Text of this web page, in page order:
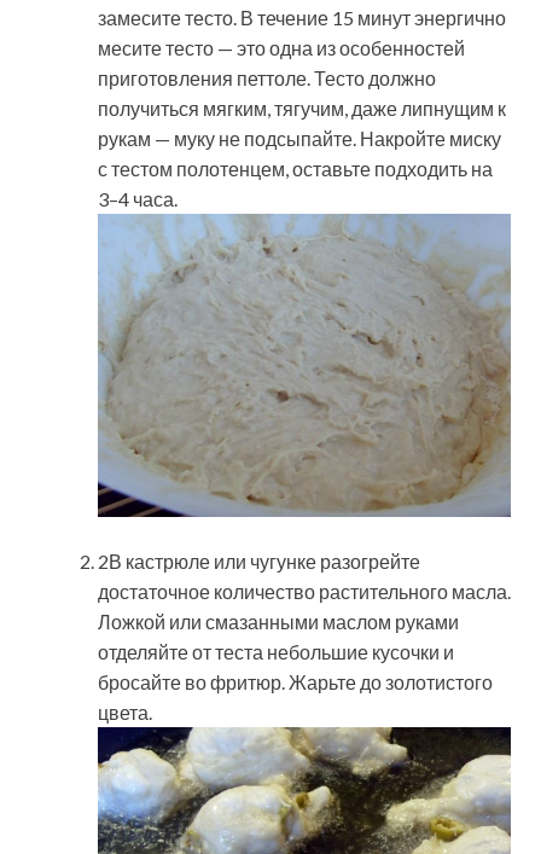
замесите тесто. В течение 15 минут энергично
месите тесто — это одна из особенностей
приготовления петтоле. Тесто должно
получиться мягким, тягучим, даже липнущим к
рукам — муку не подсыпайте. Накройте миску
с тестом полотенцем, оставьте подходить на
3–4 часа.
2В кастрюле или чугунке разогрейте
достаточное количество растительного масла.
Ложкой или смазанными маслом руками
отделяйте от теста небольшие кусочки и
бросайте во фритюр. Жарьте до золотистого
цвета.